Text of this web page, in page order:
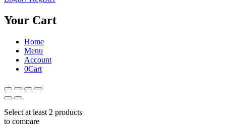
Your Cart
Home
Menu
Account
0Cart
Select at least 2 products
to compare